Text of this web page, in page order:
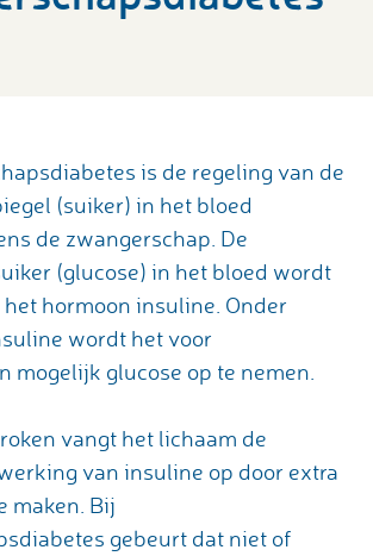
is de regeling van de
(suiker) in het bloed
de zwangerschap. De
(glucose) in het bloed wordt
hormoon insuline. Onder
wordt het voor
mogelijk glucose op te nemen.
vangt het lichaam de
van insuline op door extra
maken. Bij
gebeurt dat niet of